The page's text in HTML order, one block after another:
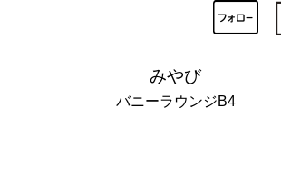
みやび
バニーラウンジB4